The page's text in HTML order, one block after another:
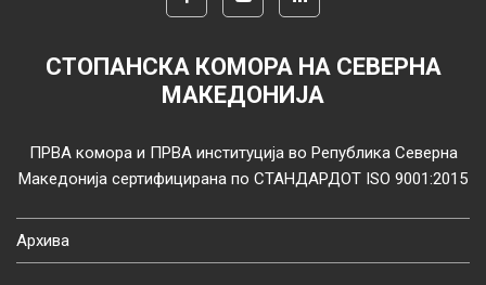
СТОПАНСКА КОМОРА НА СЕВЕРНА
МАКЕДОНИЈА
ПРВА комора и ПРВА институција во Република Северна
Македонија сертифицирана по СТАНДАРДОТ ISO 9001:2015
Архива